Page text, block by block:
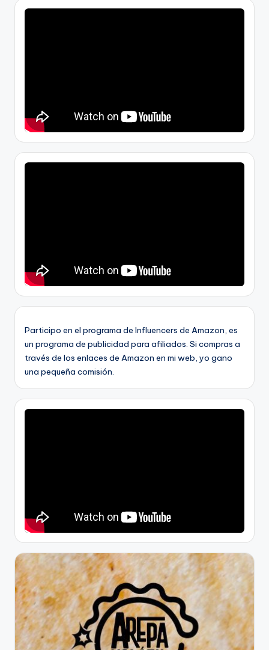
Participo en el programa de Influencers de Amazon, es
un programa de publicidad para afiliados. Si compras a
través de los enlaces de Amazon en mi web, yo gano
una pequeña comisión.